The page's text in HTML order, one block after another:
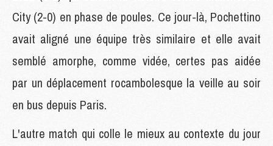
City (2-0) en phase de poules. Ce jour-là, Pochettino
avait aligné une équipe très similaire et elle avait
semblé amorphe, comme vidée, certes pas aidée
par un déplacement rocambolesque la veille au soir
en bus depuis Paris.
L'autre match qui colle le mieux au contexte du jour